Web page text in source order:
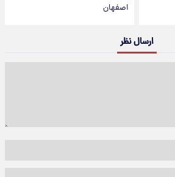
اصفهان
ارسال نظر